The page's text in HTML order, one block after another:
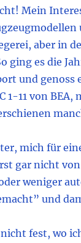
Mein
aber in
ging es die
und genoss
1-11 von
mich für
gar nicht
weniger
und
fest, wo